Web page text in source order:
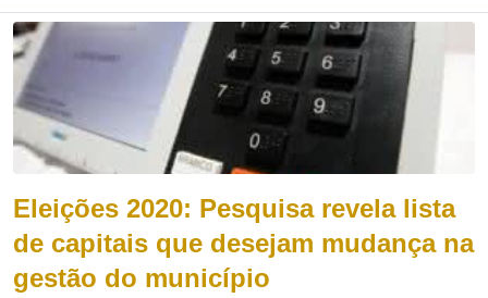
Eleições 2020: Pesquisa revela lista
de capitais que desejam mudança na
gestão do município